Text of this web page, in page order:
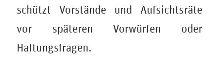
schützt Vorstände und Aufsichtsräte
vor späteren Vorwürfen oder
Haftungsfragen.